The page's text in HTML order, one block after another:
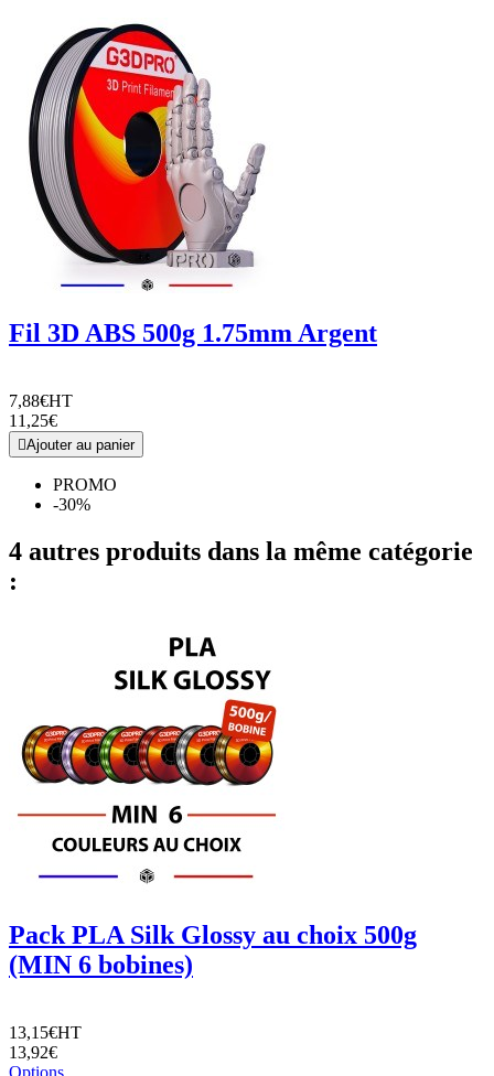
Fil 3D ABS 500g 1.75mm Argent
7,88€HT
11,25€
Ajouter au panier
PROMO
-30%
4 autres produits dans la même catégorie
:
Pack PLA Silk Glossy au choix 500g
(MIN 6 bobines)
13,15€HT
13,92€
Options